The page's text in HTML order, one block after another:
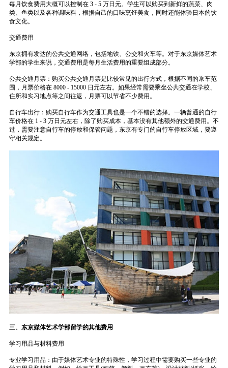
每月饮食费用大概可以控制在 3 - 5 万日元。学生可以购买到新鲜的蔬菜、肉
类、鱼类以及各种调味料，根据自己的口味烹饪美食，同时还能体验日本的饮
食文化。
交通费用
东京拥有发达的公共交通网络，包括地铁、公交和火车等。对于东京媒体艺术
学部的学生来说，交通费用是每月生活费用的重要组成部分。
公共交通月票：购买公共交通月票是比较常见的出行方式，根据不同的乘车范
围，月票价格在 8000 - 15000 日元左右。如果经常需要乘坐公共交通在学校、
住所和实习地点等之间往返，月票可以节省不少费用。
自行车出行：购买自行车作为交通工具也是一个不错的选择。一辆普通的自行
车价格在 1 - 3 万日元左右，除了购买成本，基本没有其他额外的交通费用。不
过，需要注意自行车的停放和保管问题，东京有专门的自行车停放区域，要遵
守相关规定。
三、东京媒体艺术学部留学的其他费用
学习用品与材料费用
专业学习用品：由于媒体艺术专业的特殊性，学习过程中需要购买一些专业的